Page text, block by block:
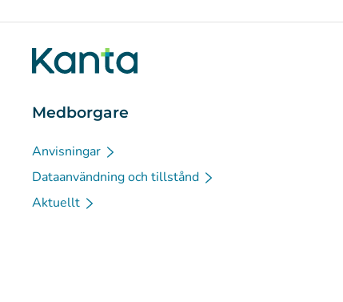
Medborgare
Anvisningar
Dataanvändning och tillstånd
Aktuellt